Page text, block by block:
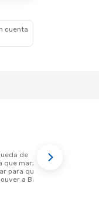
cuenta
que marzo es
para que los
a Bangkok